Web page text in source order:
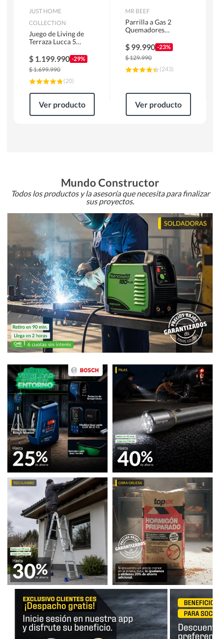
JUST HOME
COLLECTION
Juego de Living de
Terraza Lucca 5
$ 1.199.990 -29%
$1.699.990
(20)
Ver producto
MR BEEF
Parrilla a Gas 2
Quemadores
$ 99.990 -23%
$129.990
(243)
Ver producto
Mundo Constructor
Todos los productos y la asesoría que necesita para finalizar
sus proyectos.